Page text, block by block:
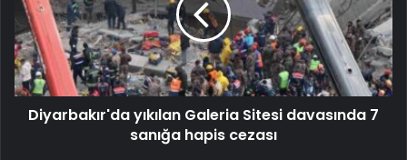
Diyarbakır'da yıkılan Galeria Sitesi davasında 7
sanığa hapis cezası